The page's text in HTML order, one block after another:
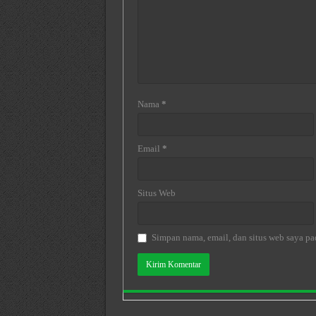
Nama *
Email *
Situs Web
Simpan nama, email, dan situs web saya